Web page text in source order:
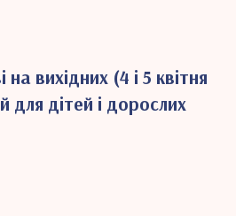
вихідних (4 і 5 квітня
для дітей і дорослих